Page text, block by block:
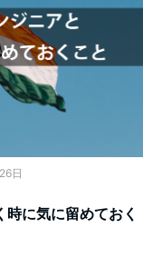
日
に気に留めておく